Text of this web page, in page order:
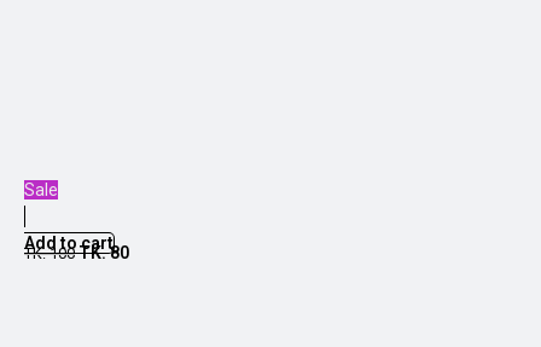
Sale
Add to cart
TK.100 TK.80